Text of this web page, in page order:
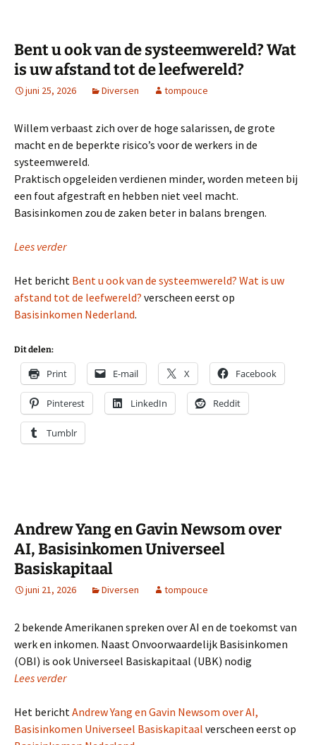
Bent u ook van de systeemwereld? Wat
is uw afstand tot de leefwereld?
juni 25, 2026 Diversen tompouce
Willem verbaast zich over de hoge salarissen, de grote
macht en de beperkte risico’s voor de werkers in de
systeemwereld.
Praktisch opgeleiden verdienen minder, worden meteen bij
een fout afgestraft en hebben niet veel macht.
Basisinkomen zou de zaken beter in balans brengen.
Lees verder
Het bericht Bent u ook van de systeemwereld? Wat is uw
afstand tot de leefwereld? verscheen eerst op
Basisinkomen Nederland.
Dit delen:
Print E-mail X Facebook
Pinterest LinkedIn Reddit
Tumblr
Andrew Yang en Gavin Newsom over
AI, Basisinkomen Universeel
Basiskapitaal
juni 21, 2026 Diversen tompouce
2 bekende Amerikanen spreken over AI en de toekomst van
werk en inkomen. Naast Onvoorwaardelijk Basisinkomen
(OBI) is ook Universeel Basiskapitaal (UBK) nodig
Lees verder
Het berichtAndrew Yang en Gavin Newsom over AI,
Basisinkomen Universeel Basiskapitaal verscheen eerst op